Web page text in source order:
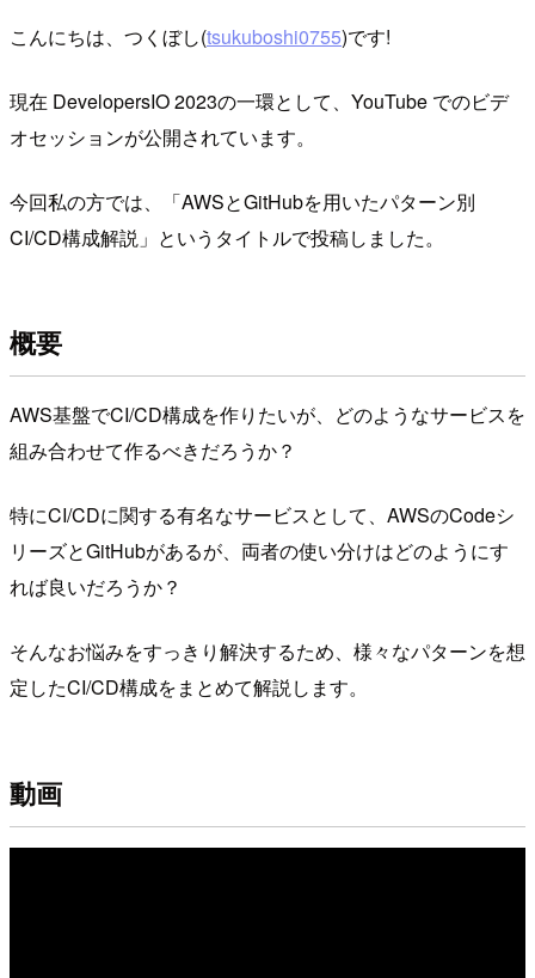
こんにちは、つくぼし(tsukuboshi0755)です!
現在 DevelopersIO 2023の一環として、YouTube でのビデ
オセッションが公開されています。
今回私の方では、「AWSとGitHubを用いたパターン別
CI/CD構成解説」というタイトルで投稿しました。
概要
AWS基盤でCI/CD構成を作りたいが、どのようなサービスを
組み合わせて作るべきだろうか？
特にCI/CDに関する有名なサービスとして、AWSのCodeシ
リーズとGitHubがあるが、両者の使い分けはどのようにす
れば良いだろうか？
そんなお悩みをすっきり解決するため、様々なパターンを想
定したCI/CD構成をまとめて解説します。
動画